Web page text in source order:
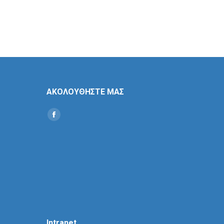
ΑΚΟΛΟΥΘΗΣΤΕ ΜΑΣ
Find us on:
Social